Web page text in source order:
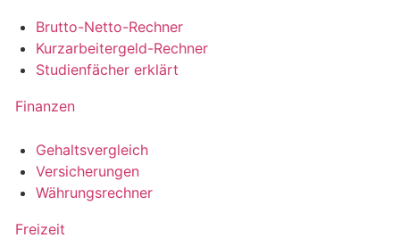
Brutto-Netto-Rechner
Kurzarbeitergeld-Rechner
Studienfächer erklärt
Finanzen
Gehaltsvergleich
Versicherungen
Währungsrechner
Freizeit